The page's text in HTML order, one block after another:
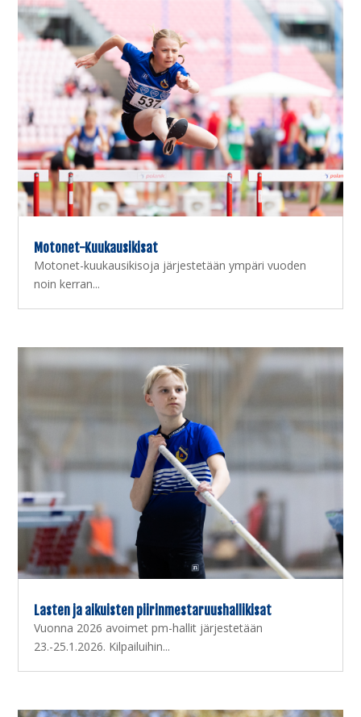
Motonet-Kuukausikisat
Motonet-kuukausikisoja järjestetään ympäri vuoden
noin kerran...
Lasten ja aikuisten piirinmestaruushallikisat
Vuonna 2026 avoimet pm-hallit järjestetään
23.-25.1.2026. Kilpailuihin...